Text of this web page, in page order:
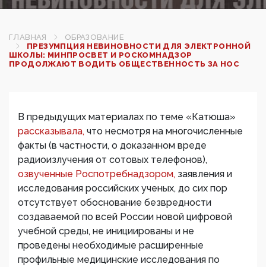
ГЛАВНАЯ
ОБРАЗОВАНИЕ
ПРЕЗУМПЦИЯ НЕВИНОВНОСТИ ДЛЯ ЭЛЕКТРОННОЙ
ШКОЛЫ: МИНПРОСВЕТ И РОСКОМНАДЗОР
ПРОДОЛЖАЮТ ВОДИТЬ ОБЩЕСТВЕННОСТЬ ЗА НОС
В предыдущих материалах по теме «Катюша»
рассказывала, что несмотря на многочисленные
факты (в частности, о доказанном вреде
радиоизлучения от сотовых телефонов),
озвученные Роспотребнадзором, заявления и
исследования российских ученых, до сих пор
отсутствует обоснование безвредности
создаваемой по всей России новой цифровой
учебной среды, не инициированы и не
проведены необходимые расширенные
профильные медицинские исследования по